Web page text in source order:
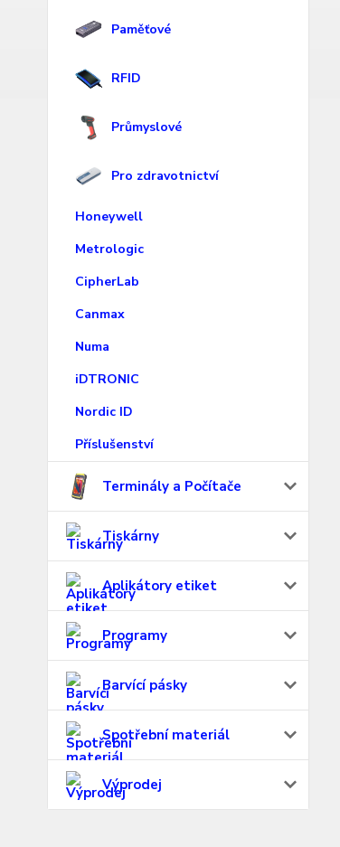
Paměťové
RFID
Průmyslové
Pro zdravotnictví
Honeywell
Metrologic
CipherLab
Canmax
Numa
iDTRONIC
Nordic ID
Příslušenství
Terminály a Počítače
Tiskárny
Aplikátory etiket
Programy
Barvící pásky
Spotřební materiál
Výprodej